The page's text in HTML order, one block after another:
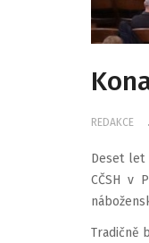
REDAKCE
Deset let
CČSH v
Tradičně